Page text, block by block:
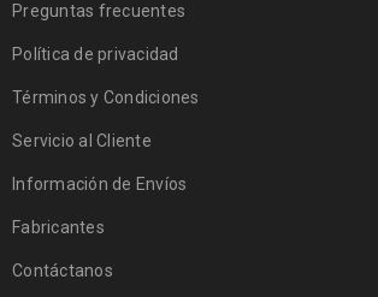
Preguntas frecuentes
Política de privacidad
Términos y Condiciones
Servicio al Cliente
Información de Envíos
Fabricantes
Contáctanos